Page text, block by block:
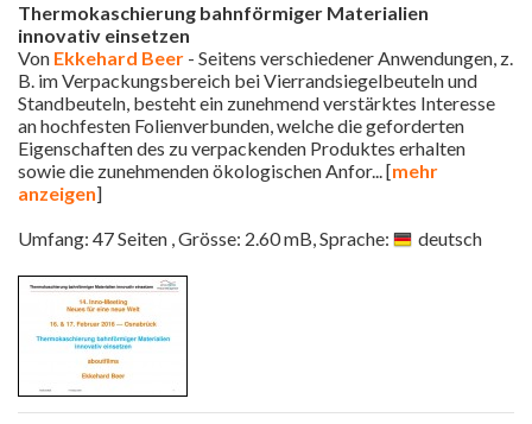
Thermokaschierung bahnförmiger Materialien
innovativ einsetzen
Von Ekkehard Beer - Seitens verschiedener Anwendungen, z.
B. im Verpackungsbereich bei Vierrandsiegelbeuteln und
Standbeuteln, besteht ein zunehmend verstärktes Interesse
an hochfesten Folienverbunden, welche die geforderten
Eigenschaften des zu verpackenden Produktes erhalten
sowie die zunehmenden ökologischen Anfor... [mehr
anzeigen]
Umfang: 47 Seiten , Grösse: 2.60 mB, Sprache:
deutsch